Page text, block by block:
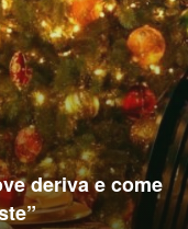
deriva e come